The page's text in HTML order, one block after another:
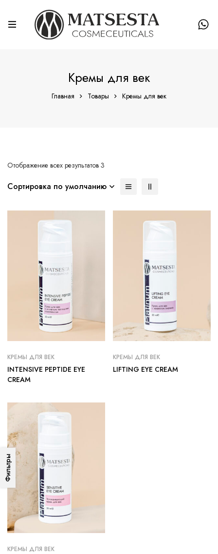
Кремы для век
Главная Товары Кремы для век
Фильтры
Отображение всех результатов 3
Сортировка по умолчанию
КРЕМЫ ДЛЯ ВЕК
INTENSIVE PEPTIDE EYE
CREAM
КРЕМЫ ДЛЯ ВЕК
LIFTING EYE CREAM
КРЕМЫ ДЛЯ ВЕК